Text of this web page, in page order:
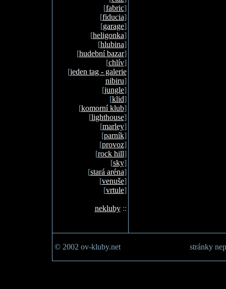
[fabric]
[fiducia]
[garage]
[heligonka]
[hlubina]
[hudební bazar]
[chlív]
[jeden tag - galerie
nibiru]
[jungle]
[klid]
[komorní klub]
[lighthouse]
[marley]
[parník]
[provoz]
[rock hill]
[sky]
[stará aréna]
[venuše]
[vrtule]
nekluby::
© 2002 ov-kluby.net stránky